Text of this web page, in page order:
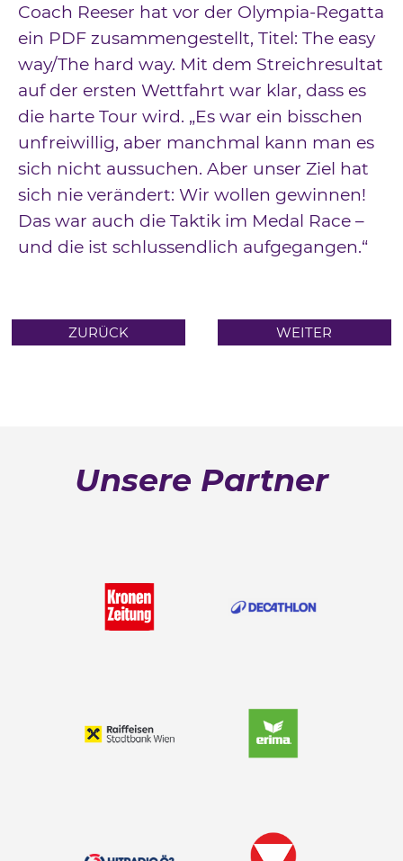
Coach Reeser hat vor der Olympia-Regatta
ein PDF zusammengestellt, Titel: The easy
way/The hard way. Mit dem Streichresultat
auf der ersten Wettfahrt war klar, dass es
die harte Tour wird. „Es war ein bisschen
unfreiwillig, aber manchmal kann man es
sich nicht aussuchen. Aber unser Ziel hat
sich nie verändert: Wir wollen gewinnen!
Das war auch die Taktik im Medal Race –
und die ist schlussendlich aufgegangen.“
ZURÜCK WEITER
Unsere Partner